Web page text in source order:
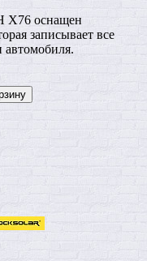
X76 оснащен
записывает все